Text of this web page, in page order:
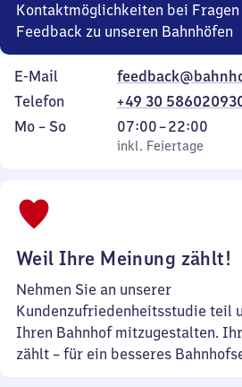
Kontaktmöglichkeiten bei
Feedback zu unseren Bahnhöfen
E-Mail
Telefon
+49 30
Montag
Mo – So,
inkl. Feiertage
07:00–22:00
Von
7
inkl. Feiertage
Weil Ihre Meinung zählt!
Nehmen Sie an unserer
Kundenzufriedenheitsstudie teil
Ihren Bahnhof mitzugestalten.
zählt – für ein besseres